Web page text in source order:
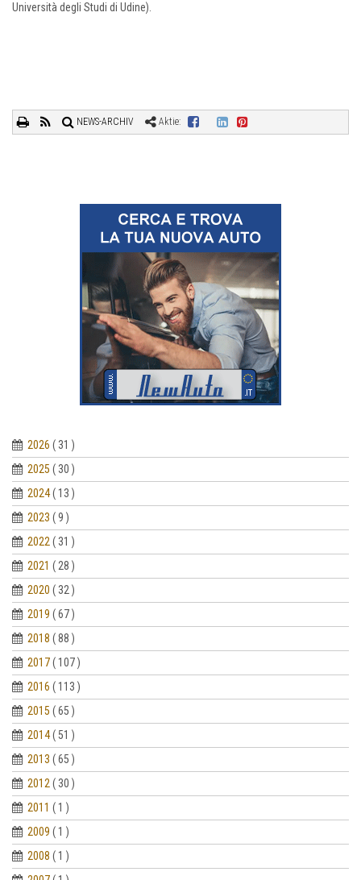
Università degli Studi di Udine).
NEWS-ARCHIV Aktie:
2026 ( 31 )
2025 ( 30 )
2024( 13 )
2023 ( 9 )
2022 ( 31 )
2021 ( 28 )
2020 ( 32 )
2019 ( 67 )
2018 ( 88 )
2017( 107 )
2016 ( 113 )
2015 ( 65 )
2014( 51 )
2013 ( 65 )
2012 ( 30 )
2011 ( 1 )
2009 ( 1 )
2008 ( 1 )